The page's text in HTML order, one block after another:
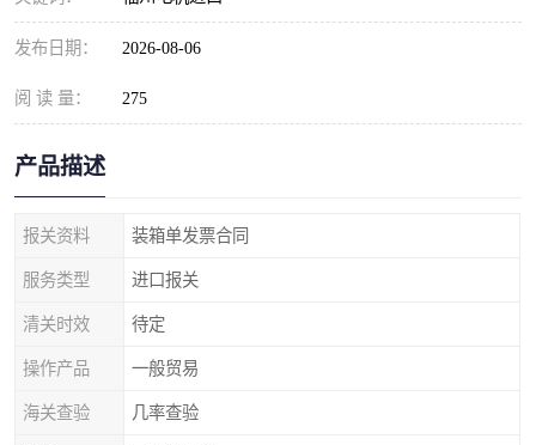
发布日期： 2026-08-06
阅 读 量： 275
产品描述
报关资料 装箱单发票合同
服务类型 进口报关
清关时效 待定
操作产品 一般贸易
海关查验 几率查验